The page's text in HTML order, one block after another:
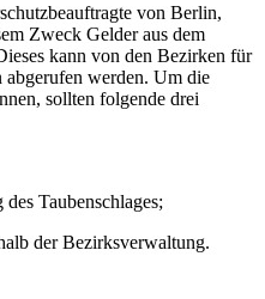
von Berlin,
Zweck Gelder aus dem
kann von den Bezirken für
abgerufen werden. Um die
sollten folgende drei
Taubenschlages;
der Bezirksverwaltung.